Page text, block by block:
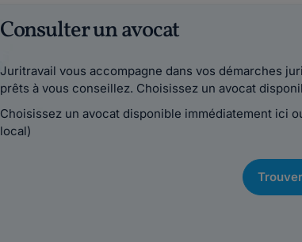
Consulter un avocat
Juritravail vous accompagne dans vos démarches
prêts à vous conseillez. Choisissez un avocat
Choisissez un avocat disponible immédiatement ici
local)